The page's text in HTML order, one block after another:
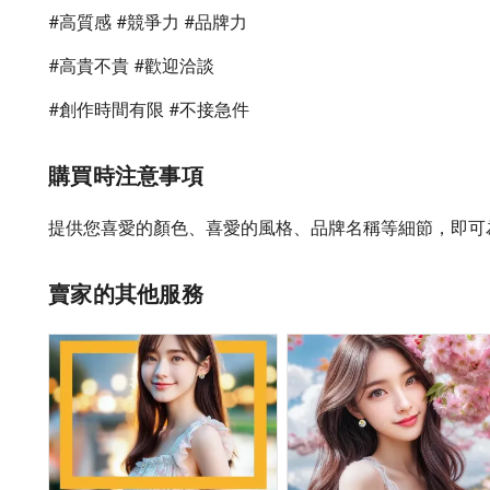
#高質感 #競爭力 #品牌力
#高貴不貴 #歡迎洽談
#創作時間有限 #不接急件
購買時注意事項
提供您喜愛的顏色、喜愛的風格、品牌名稱等細節，即
賣家的其他服務